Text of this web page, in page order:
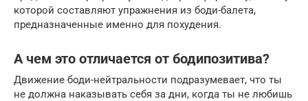
которой составляют упражнения из боди-балета,
предназначенные именно для похудения.
А чем это отличается от бодипозитива?
Движение боди-нейтральности подразумевает, что ты
не должна наказывать себя за дни, когда ты не любишь